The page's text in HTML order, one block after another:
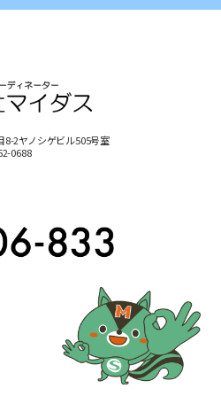
8-2ヤノシゲビル505号室
0688